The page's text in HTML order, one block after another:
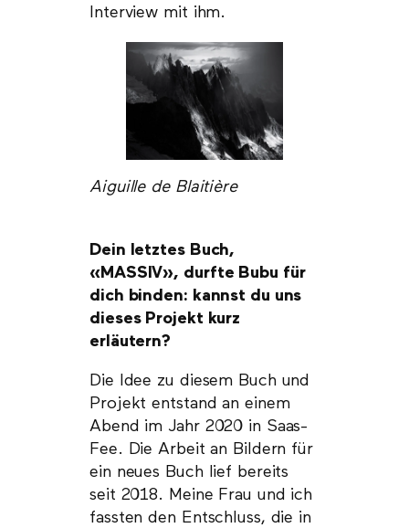
Interview mit ihm.
Aiguille de Blaitière
Dein letztes Buch,
«MASSIV», durfte Bubu für
dich binden: kannst du uns
dieses Projekt kurz
erläutern?
Die Idee zu diesem Buch und
Projekt entstand an einem
Abend im Jahr 2020 in Saas-
Fee. Die Arbeit an Bildern für
ein neues Buch lief bereits
seit 2018. Meine Frau und ich
fassten den Entschluss, die in